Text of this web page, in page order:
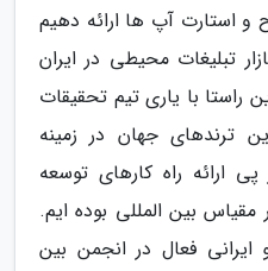
و استارت آپ ها ارائه دهیم
تبلیغات محیطی در ایران
راستا با یاری تیم تحقیقات
ترندهای جهان در زمینه
ارائه راه کارهای توسعه
مقیاس بین المللی بوده ایم.
ایرانی فعال در انجمن بین